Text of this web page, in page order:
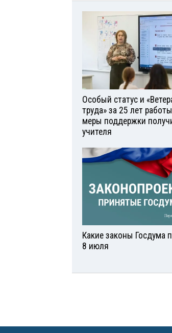
Особый статус и
труда» за 25 лет
меры поддержки
учителя
Какие законы Госдума
8 июля